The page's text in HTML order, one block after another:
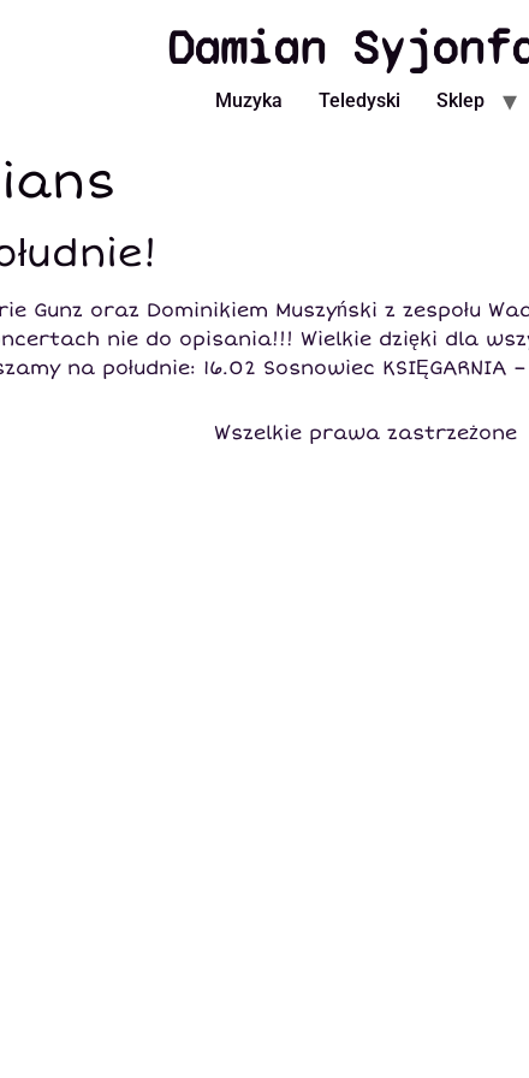
Damian
Muzyka Teledyski Sklep
Gunz oraz Dominikiem Muszyński z zespołu
nie do opisania!!! Wielkie dzięki dla
na południe: 16.02 Sosnowiec KSIĘGARNIA
Wszelkie prawa zastrzeżone